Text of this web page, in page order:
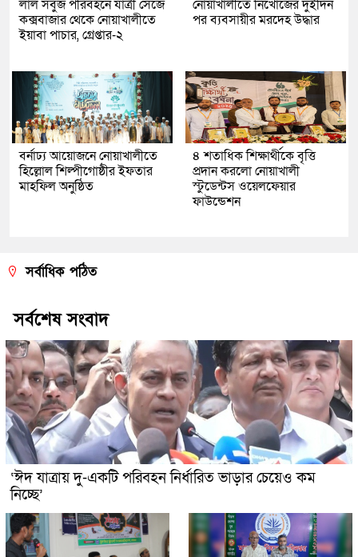
লাল সবুজ পরিবহনে যাত্রী সেজে
কক্সবাজার থেকে নোয়াখালীতে
ইয়াবা পাচার, গ্রেপ্তার-২
নোয়াখালীতে নিখোঁজের দুইদিন
পর ব্যবসায়ীর মরদেহ উদ্ধার
বর্নাঢ্য আয়োজনে নোয়াখালীতে
হিল্লোল শিল্পীগোষ্ঠীর ইফতার
মাহফিল অনুষ্ঠিত
৪ শতাধিক শিক্ষার্থীকে বৃত্তি
প্রদান করলো নোয়াখালী
স্টুডেন্টস ওয়েলফেয়ার
ফাউন্ডেশন
সর্বাধিক পঠিত
সর্বশেষ সংবাদ
‘ঈদ যাত্রায় দু-একটি পরিবহন নির্ধারিত ভাড়ার চেয়েও কম
নিচ্ছে’